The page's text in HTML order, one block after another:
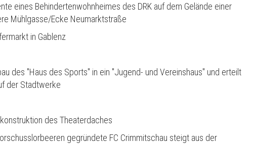
eines Behindertenwohnheimes des DRK auf dem Gelände einer
Mühlgasse/Ecke Neumarktstraße
in Gablenz
des "Haus des Sports" in ein "Jugend- und Vereinshaus" und erteilt
der Stadtwerke
des Theaterdaches
gegründete FC Crimmitschau steigt aus der